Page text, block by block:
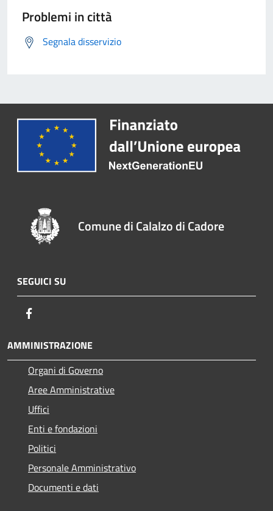
Problemi in città
Segnala disservizio
Comune di Calalzo di Cadore
SEGUICI SU
AMMINISTRAZIONE
Organi di Governo
Aree Amministrative
Uffici
Enti e fondazioni
Politici
Personale Amministrativo
Documenti e dati